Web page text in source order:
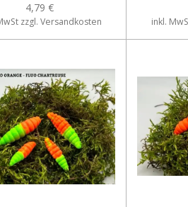
4,79 €
zzgl. Versandkosten inkl.